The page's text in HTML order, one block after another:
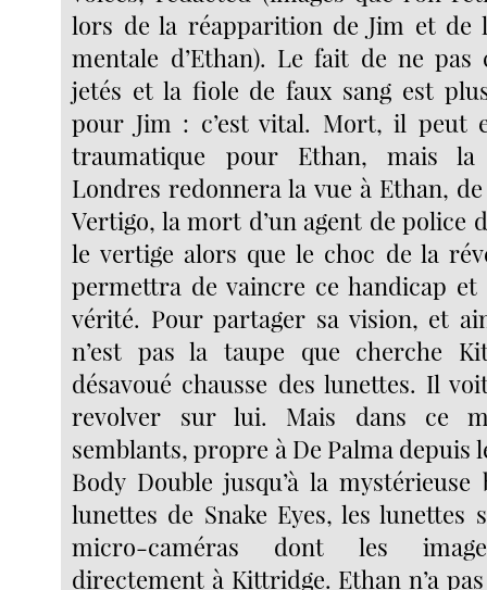
lors de la réapparition de Jim et de
mentale d’Ethan). Le fait de ne pas
jetés et la fiole de faux sang est
pour Jim : c’est vital. Mort, il peut
traumatique pour Ethan, mais
Londres redonnera la vue à Ethan,
Vertigo, la mort d’un agent de police
le vertige alors que le choc de la
permettra de vaincre ce handicap
vérité. Pour partager sa vision, et
n’est pas la taupe que cherche
désavoué chausse des lunettes. Il
revolver sur lui. Mais dans ce
semblants, propre à De Palma depuis
Body Double jusqu’à la
lunettes de Snake Eyes, les lunettes
micro-caméras dont les
directement à Kittridge. Ethan n’a